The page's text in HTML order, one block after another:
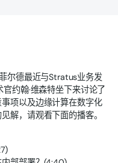
尔德最近与Stratus业务发
约翰·维森特坐下来讨论了
项以及边缘计算在数字化
解，请观看下面的播客。